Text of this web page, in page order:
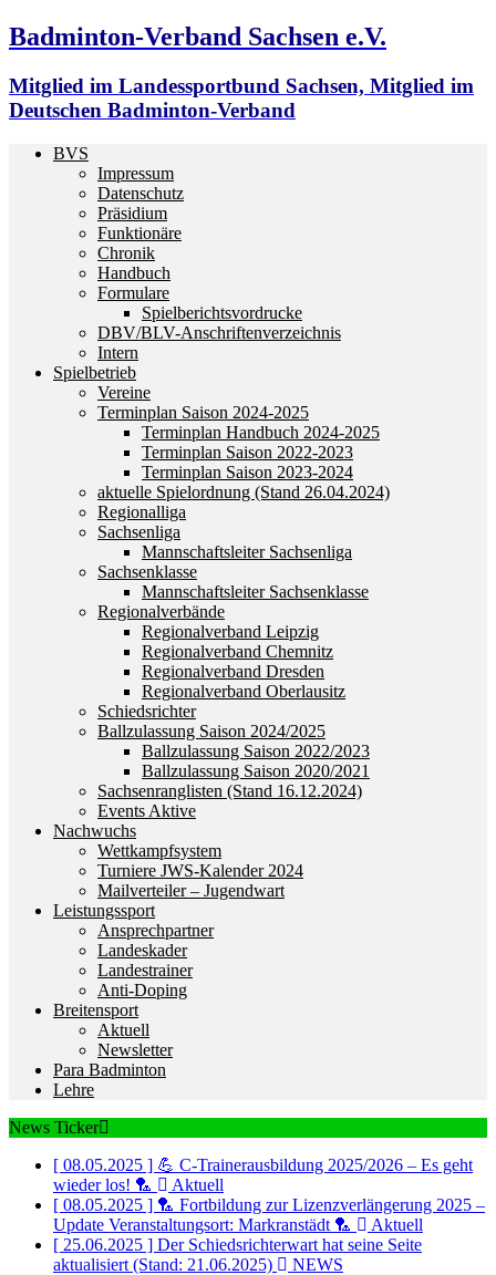
Badminton-Verband Sachsen e.V.
Mitglied im Landessportbund Sachsen, Mitglied im
Deutschen Badminton-Verband
BVS
Impressum
Datenschutz
Präsidium
Funktionäre
Chronik
Handbuch
Formulare
Spielberichtsvordrucke
DBV/BLV-Anschriftenverzeichnis
Intern
Spielbetrieb
Vereine
Terminplan Saison 2024-2025
Terminplan Handbuch 2024-2025
Terminplan Saison 2022-2023
Terminplan Saison 2023-2024
aktuelle Spielordnung (Stand 26.04.2024)
Regionalliga
Sachsenliga
Mannschaftsleiter Sachsenliga
Sachsenklasse
Mannschaftsleiter Sachsenklasse
Regionalverbände
Regionalverband Leipzig
Regionalverband Chemnitz
Regionalverband Dresden
Regionalverband Oberlausitz
Schiedsrichter
Ballzulassung Saison 2024/2025
Ballzulassung Saison 2022/2023
Ballzulassung Saison 2020/2021
Sachsenranglisten (Stand 16.12.2024)
Events Aktive
Nachwuchs
Wettkampfsystem
Turniere JWS-Kalender 2024
Mailverteiler – Jugendwart
Leistungssport
Ansprechpartner
Landeskader
Landestrainer
Anti-Doping
Breitensport
Aktuell
Newsletter
Para Badminton
Lehre
News Ticker
[ 08.05.2025 ] 💪 C-Trainerausbildung 2025/2026 – Es geht
wieder los! 🏸
Aktuell
[ 08.05.2025 ] 🏸 Fortbildung zur Lizenzverlängerung 2025 –
Update Veranstaltungsort: Markranstädt 🏸
Aktuell
[ 25.06.2025 ] Der Schiedsrichterwart hat seine Seite
aktualisiert (Stand: 21.06.2025)
NEWS